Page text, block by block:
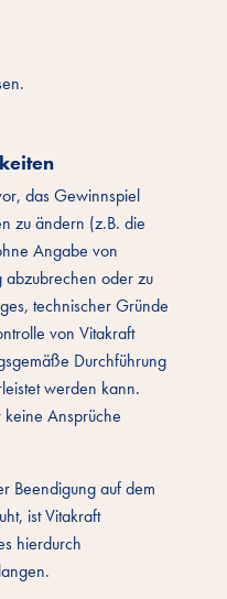
das Gewinnspiel
zu ändern (z.B. die
Angabe von
abzubrechen oder zu
technischer Gründe
von Vitakraft
Durchführung
werden kann.
Ansprüche
Beendigung auf dem
ist Vitakraft
hierdurch